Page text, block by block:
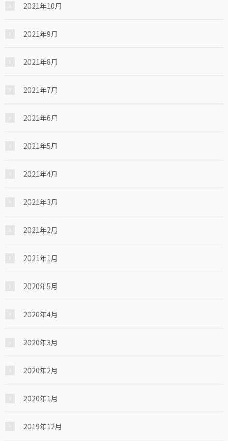
2021年10月
2021年9月
2021年8月
2021年7月
2021年6月
2021年5月
2021年4月
2021年3月
2021年2月
2021年1月
2020年5月
2020年4月
2020年3月
2020年2月
2020年1月
2019年12月